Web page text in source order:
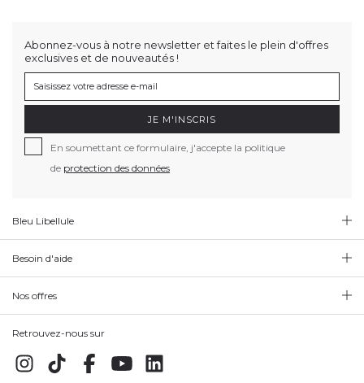
Abonnez-vous à notre newsletter et faites le plein d'offres
exclusives et de nouveautés !
JE M'INSCRIS
En soumettant ce formulaire, j'accepte la politique
de protection des données
Bleu Libellule
Besoin d'aide
Nos offres
Retrouvez-nous sur